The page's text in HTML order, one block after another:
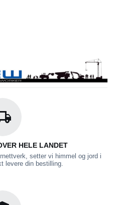
HELE LANDET
setter vi himmel og jord i
levere din bestilling.